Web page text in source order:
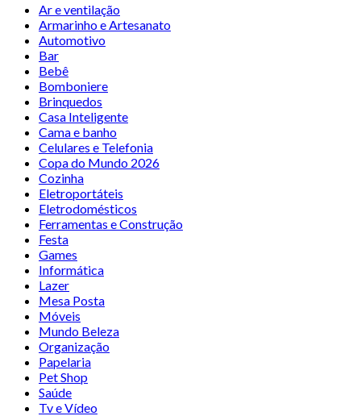
Ar e ventilação
Armarinho e Artesanato
Automotivo
Bar
Bebê
Bomboniere
Brinquedos
Casa Inteligente
Cama e banho
Celulares e Telefonia
Copa do Mundo 2026
Cozinha
Eletroportáteis
Eletrodomésticos
Ferramentas e Construção
Festa
Games
Informática
Lazer
Mesa Posta
Móveis
Mundo Beleza
Organização
Papelaria
Pet Shop
Saúde
Tv e Vídeo